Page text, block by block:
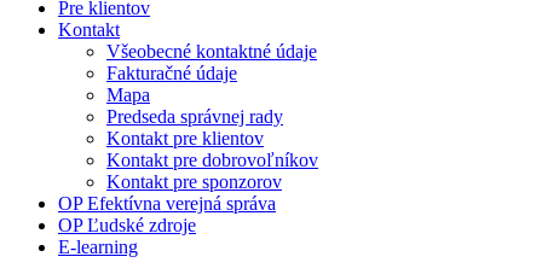
Pre klientov
Kontakt
Všeobecné kontaktné údaje
Fakturačné údaje
Mapa
Predseda správnej rady
Kontakt pre klientov
Kontakt pre dobrovoľníkov
Kontakt pre sponzorov
OP Efektívna verejná správa
OP Ľudské zdroje
E-learning